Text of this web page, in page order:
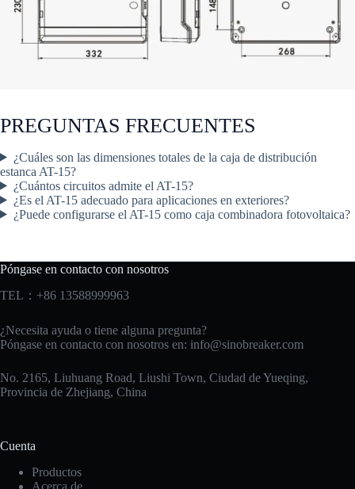
PREGUNTAS FRECUENTES
¿Cuáles son las dimensiones totales de la caja de distribución
estanca AT-15?
¿Cuántos circuitos admite el AT-15?
¿Es el AT-15 adecuado para aplicaciones en exteriores?
¿Puede configurarse el AT-15 como caja combinadora fotovoltaica?
Póngase en contacto con nosotros
TEL：+86 13588999963
¿Necesita ayuda o tiene alguna pregunta?
Póngase en contacto con nosotros en: info@sinobreaker.com
No. 2165, Liuhuang Road, Liushi Town, Ciudad de Yueqing,
Provincia de Zhejiang, China
Cuenta
Productos